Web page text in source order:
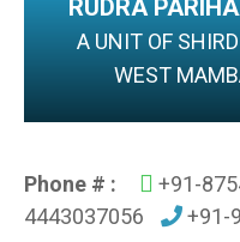
RUDRA
A UNIT OF
WEST
Phone # : +91-
4443037056
+91-